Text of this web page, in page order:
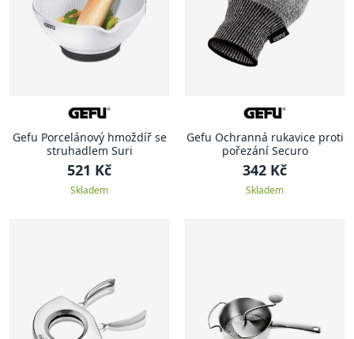
Gefu Porcelánový hmoždíř se
struhadlem Suri
521 Kč
Skladem
Gefu Ochranná rukavice proti
pořezání Securo
342 Kč
Skladem